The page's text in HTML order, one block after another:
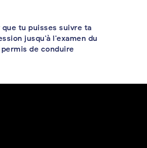
que tu puisses suivre ta
jusqu'à l'examen du
permis de conduire